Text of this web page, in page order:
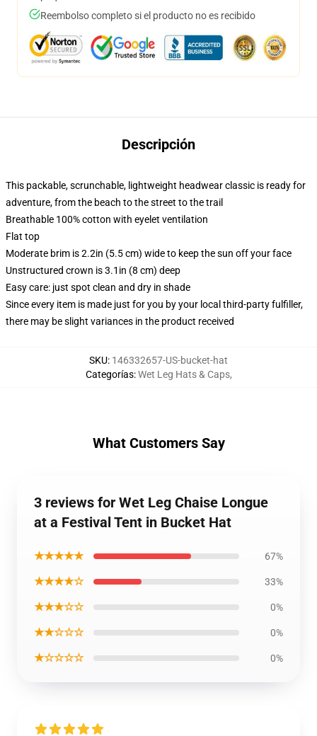
Reembolso completo si el producto no es recibido
Descripción
This packable, scrunchable, lightweight headwear classic is ready for
adventure, from the beach to the street to the trail
Breathable 100% cotton with eyelet ventilation
Flat top
Moderate brim is 2.2in (5.5 cm) wide to keep the sun off your face
Unstructured crown is 3.1in (8 cm) deep
Easy care: just spot clean and dry in shade
Since every item is made just for you by your local third-party fulfiller,
there may be slight variances in the product received
SKU: 146332657-US-bucket-hat
Categorías:Wet Leg Hats & Caps,
What Customers Say
3 reviews for Wet Leg Chaise Longue
at a Festival Tent in Bucket Hat
★★★★★ 67%
★★★★☆ 33%
★★★☆☆ 0%
★★☆☆☆ 0%
★☆☆☆☆ 0%